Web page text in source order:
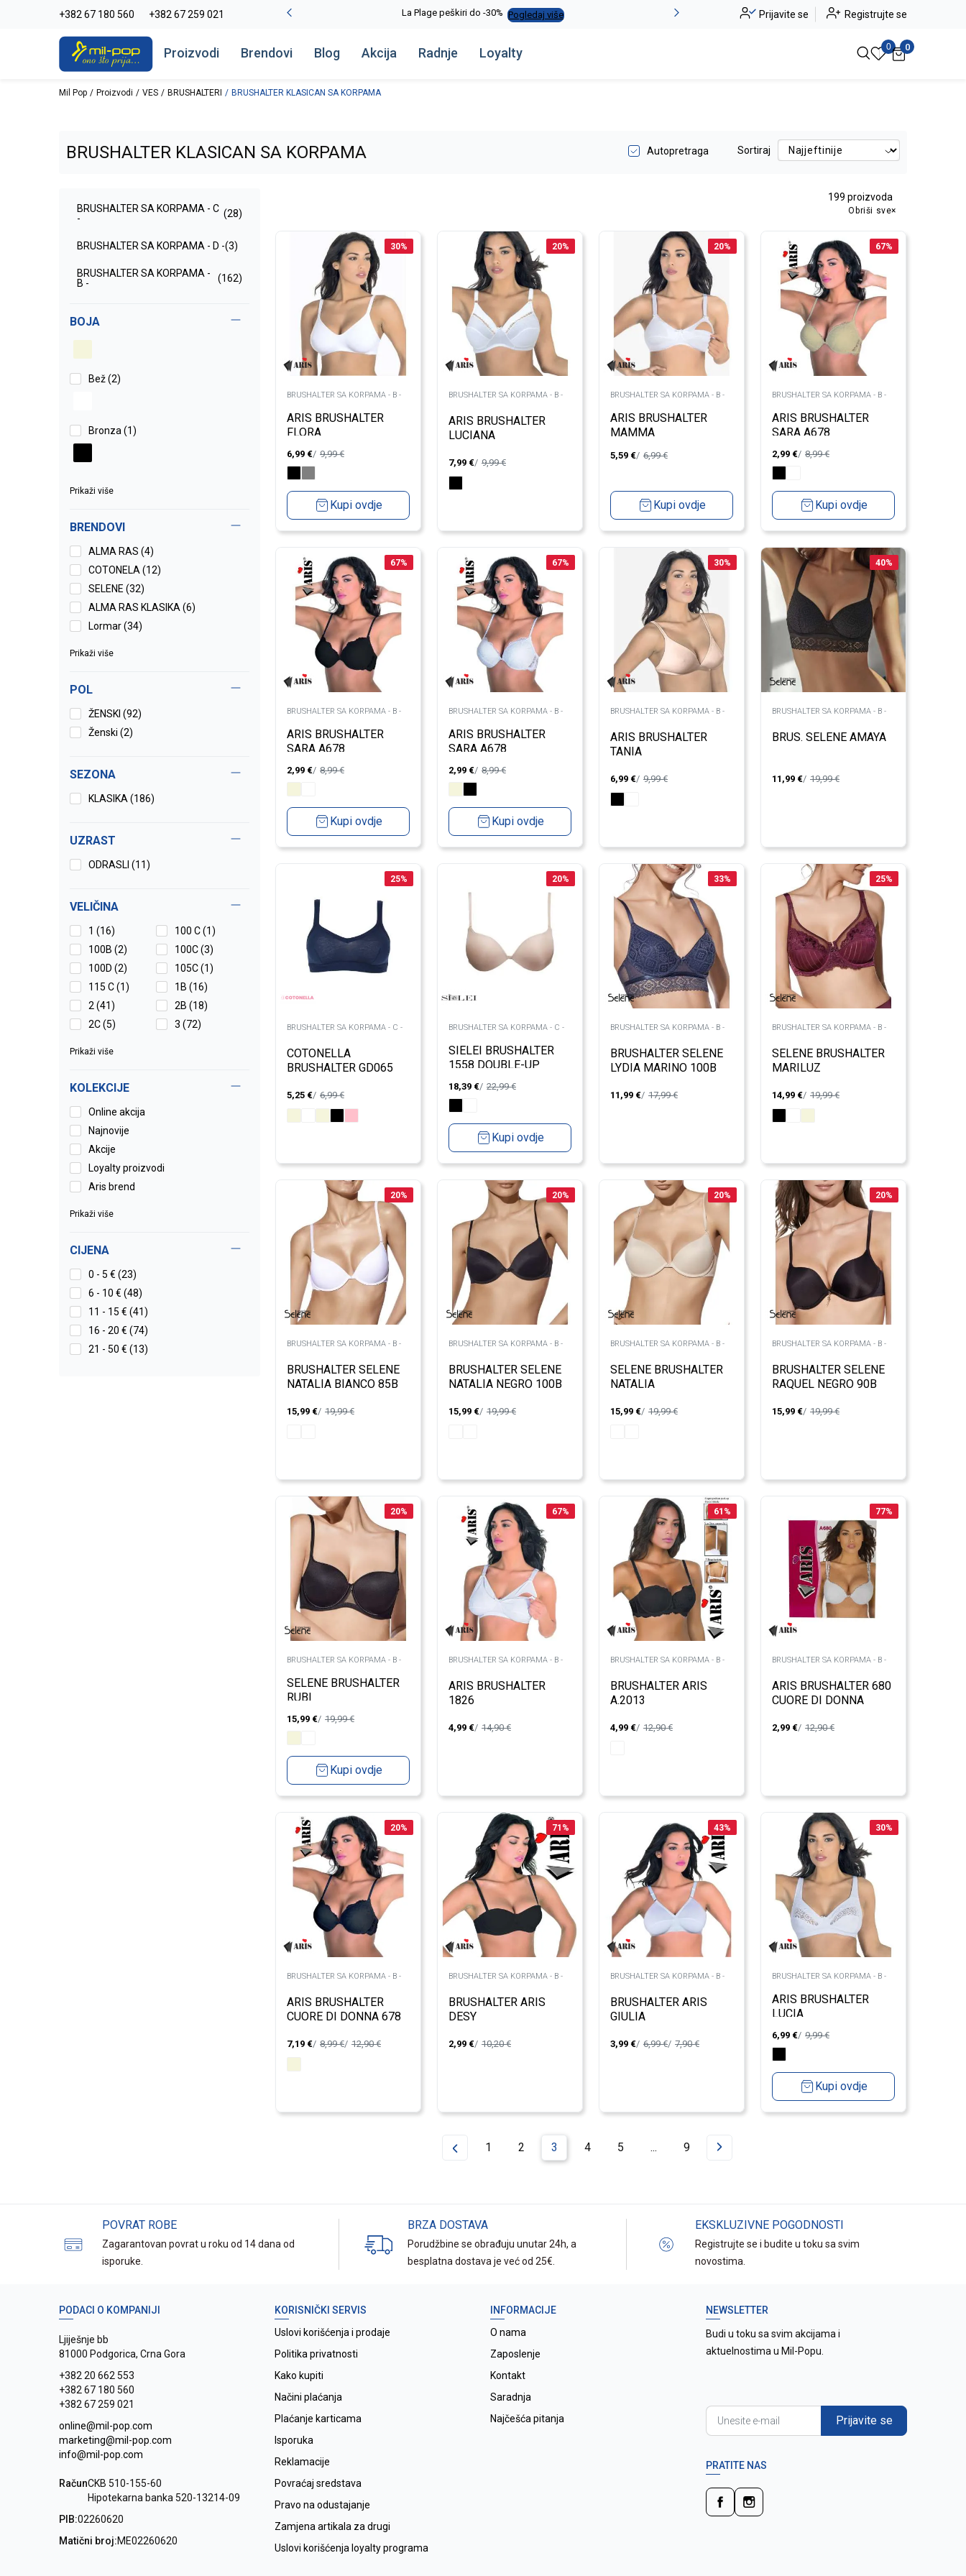
+382 67 180 560 +382 67 259 021
-20% na kompletan asortiman Pogledaj više La Plage peškiri do -30% Pogledaj više Alma Ras do -50% Pogledaj više
Prijavite se Registrujte se
Proizvodi Brendovi Blog Akcija Radnje Loyalty 0 0
Mil Pop Proizvodi VES BRUSHALTERI BRUSHALTER KLASICAN SA KORPAMA
BRUSHALTER KLASICAN SA KORPAMA Autopretraga Sortiraj
BRUSHALTER SA KORPAMA - C
-
(28)
BRUSHALTER SA KORPAMA - D -(3)
BRUSHALTER SA KORPAMA -
B -
(162)
BOJA
Bež (2)
Bronza (1)
Prikaži više
BRENDOVI
ALMA RAS (4)
COTONELA (12)
SELENE (32)
ALMA RAS KLASIKA (6)
Lormar (34)
Prikaži više
POL
ŽENSKI (92)
Ženski (2)
SEZONA
KLASIKA (186)
UZRAST
ODRASLI (11)
VELIČINA
1 (16) 100 C(1)
100B (2) 100C(3)
100D (2) 105C(1)
115 C(1) 1B (16)
2 (41) 2B (18)
2C(5) 3 (72)
Prikaži više
KOLEKCIJE
Online akcija
Najnovije
Akcije
Loyalty proizvodi
Aris brend
Prikaži više
CIJENA
0 - 5 € (23)
6 - 10 € (48)
11 - 15 € (41)
16 - 20 € (74)
21 - 50 € (13)
199 proizvoda
Obriši sve
30%
BRUSHALTER SA KORPAMA - B -
ARIS BRUSHALTER
FLORA
6,99 € 9,99€
Kupi ovdje
20%
BRUSHALTER SA KORPAMA - B -
ARIS BRUSHALTER
LUCIANA
7,99 € 9,99€
20%
BRUSHALTER SA KORPAMA - B -
ARIS BRUSHALTER
MAMMA
5,59 € 6,99€
Kupi ovdje
67%
BRUSHALTER SA KORPAMA - B -
ARIS BRUSHALTER
SARA A678
2,99 € 8,99€
Kupi ovdje
67%
BRUSHALTER SA KORPAMA - B -
ARIS BRUSHALTER
SARA A678
2,99 € 8,99€
Kupi ovdje
67%
BRUSHALTER SA KORPAMA - B -
ARIS BRUSHALTER
SARA A678
2,99 € 8,99€
Kupi ovdje
30%
BRUSHALTER SA KORPAMA - B -
ARIS BRUSHALTER
TANIA
6,99 € 9,99€
40%
BRUSHALTER SA KORPAMA - B -
BRUS. SELENE AMAYA
11,99 € 19,99€
25%
BRUSHALTER SA KORPAMA - C -
COTONELLA
BRUSHALTER GD065
5,25 € 6,99€
20%
BRUSHALTER SA KORPAMA - C -
SIELEI BRUSHALTER
1558 DOUBLE-UP
18,39 € 22,99€
Kupi ovdje
33%
BRUSHALTER SA KORPAMA - B -
BRUSHALTER SELENE
LYDIA MARINO 100B
11,99 € 17,99€
25%
BRUSHALTER SA KORPAMA - B -
SELENE BRUSHALTER
MARILUZ
14,99 € 19,99€
20%
BRUSHALTER SA KORPAMA - B -
BRUSHALTER SELENE
NATALIA BIANCO 85B
15,99 € 19,99€
20%
BRUSHALTER SA KORPAMA - B -
BRUSHALTER SELENE
NATALIA NEGRO 100B
15,99 € 19,99€
20%
BRUSHALTER SA KORPAMA - B -
SELENE BRUSHALTER
NATALIA
15,99 € 19,99€
20%
BRUSHALTER SA KORPAMA - B -
BRUSHALTER SELENE
RAQUEL NEGRO 90B
15,99 € 19,99€
20%
BRUSHALTER SA KORPAMA - B -
SELENE BRUSHALTER
RUBI
15,99 € 19,99€
Kupi ovdje
67%
BRUSHALTER SA KORPAMA - B -
ARIS BRUSHALTER
1826
4,99 € 14,90€
61 %
BRUSHALTER SA KORPAMA - B -
BRUSHALTER ARIS
A.2013
4,99 € 12,90€
77%
BRUSHALTER SA KORPAMA - B -
ARIS BRUSHALTER 680
CUORE DI DONNA
2,99 € 12,90€
20%
BRUSHALTER SA KORPAMA - B -
ARIS BRUSHALTER
CUORE DI DONNA 678
7,19 € 8,99€ 12,90€
71 %
BRUSHALTER SA KORPAMA - B -
BRUSHALTER ARIS
DESY
2,99 € 10,20€
43%
BRUSHALTER SA KORPAMA - B -
BRUSHALTER ARIS
GIULIA
3,99 € 6,99€ 7,90€
30%
BRUSHALTER SA KORPAMA - B -
ARIS BRUSHALTER
LUCIA
6,99 € 9,99€
Kupi ovdje
1 2 3 4 5 ... 9
POVRAT ROBE
Zagarantovan povrat u roku od 14 dana od
isporuke.
BRZA DOSTAVA
Porudžbine se obrađuju unutar 24h, a
besplatna dostava je već od 25€.
EKSKLUZIVNE POGODNOSTI
Registrujte se i budite u toku sa svim
novostima.
PODACI O KOMPANIJI
Ljiješnje bb
81000 Podgorica, Crna Gora
+382 20 662 553
+382 67 180 560
+382 67 259 021
online@mil-pop.com
marketing@mil-pop.com
info@mil-pop.com
RačunCKB 510-155-60
Hipotekarna banka 520-13214-09
PIB:02260620
Matični broj:ME02260620
KORISNIČKI SERVIS
Uslovi korišćenja i prodaje
Politika privatnosti
Kako kupiti
Načini plaćanja
Plaćanje karticama
Isporuka
Reklamacije
Povraćaj sredstava
Pravo na odustajanje
Zamjena artikala za drugi
Uslovi korišćenja loyalty programa
INFORMACIJE
O nama
Zaposlenje
Kontakt
Saradnja
Najčešća pitanja
NEWSLETTER
Budi u toku sa svim akcijama i
aktuelnostima u Mil-Popu.
Prijavite se
PRATITE NAS